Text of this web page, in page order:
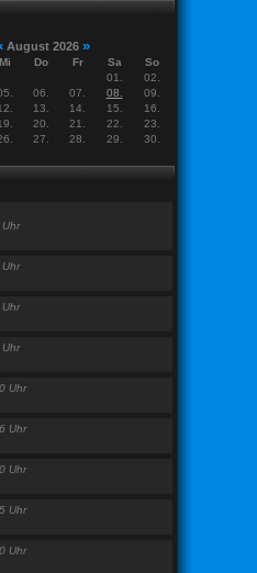
August 2026 »
Mi Do Fr Sa
So
01.
02.
06. 07. 08.
09.
13. 14. 15.
16.
20. 21. 22.
23.
27. 28. 29.
30.
Uhr
Uhr
Uhr
Uhr
Uhr